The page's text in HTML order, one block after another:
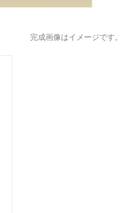
完成画像はイメージです。